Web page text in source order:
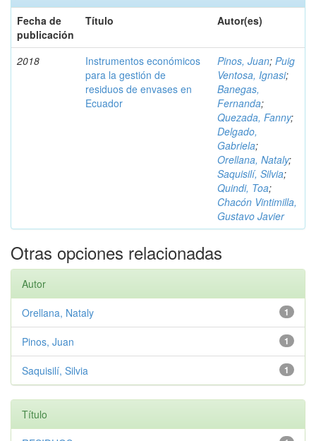
Fecha de
publicación
Título Autor(es)
2018
Instrumentos económicos
para la gestión de
residuos de envases en
Ecuador
Pinos, Juan; Puig
Ventosa, Ignasi;
Banegas,
Fernanda;
Quezada, Fanny;
Delgado,
Gabriela;
Orellana, Nataly;
Saquisilí, Silvia;
Quindi, Toa;
Chacón Vintimilla,
Gustavo Javier
Otras opciones relacionadas
Autor
1
Orellana, Nataly
1
Pinos, Juan
1
Saquisilí, Silvia
Título